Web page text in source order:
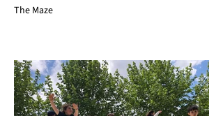
The Maze